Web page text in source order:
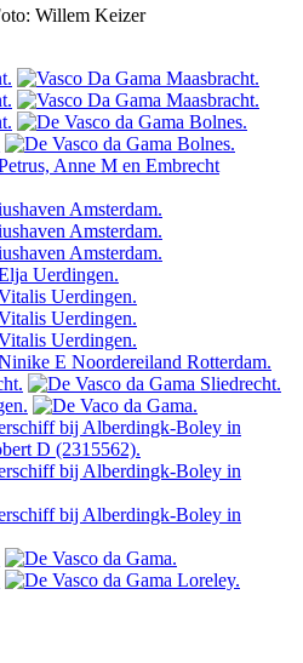
Willem Keizer